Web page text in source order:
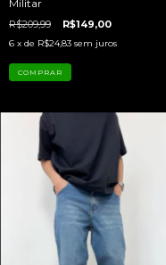
Militar
R$209,99 R$149,00
6 x de R$24,83 sem juros
COMPRAR